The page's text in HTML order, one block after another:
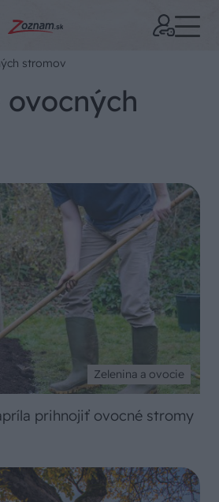
stromov
Zelenina a ovocie
prihnojiť ovocné stromy